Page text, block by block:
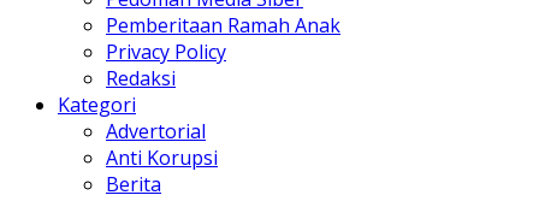
Pemberitaan Ramah Anak
Privacy Policy
Redaksi
Kategori
Advertorial
Anti Korupsi
Berita